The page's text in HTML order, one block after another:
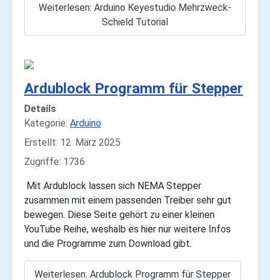
Weiterlesen: Arduino Keyestudio Mehrzweck-
Schield Tutorial
Ardublock Programm für Stepper
Details
Kategorie: Arduino
Erstellt: 12. März 2025
Zugriffe: 1736
Mit Ardublock lassen sich NEMA Stepper
zusammen mit einem passenden Treiber sehr gut
bewegen. Diese Seite gehört zu einer kleinen
YouTube Reihe, weshalb es hier nur weitere Infos
und die Programme zum Download gibt.
Weiterlesen: Ardublock Programm für Stepper